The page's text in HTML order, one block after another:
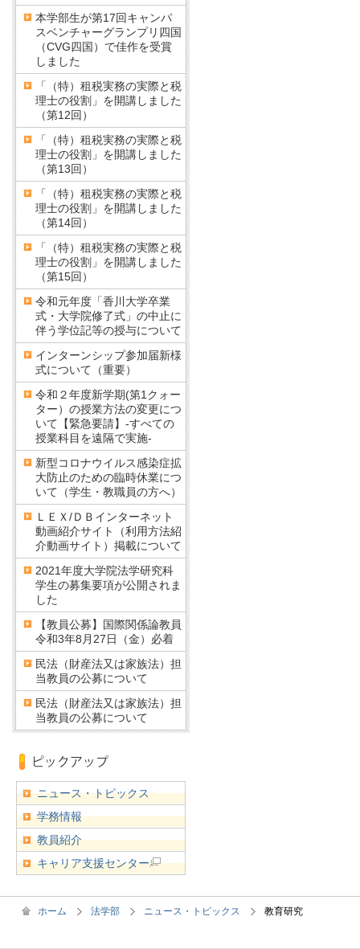
本学部生が第17回キャンパ
スベンチャーグランプリ四国
（CVG四国）で佳作を受賞
しました
「（特）租税実務の実際と税
理士の役割」を開講しました
（第12回）
「（特）租税実務の実際と税
理士の役割」を開講しました
（第13回）
「（特）租税実務の実際と税
理士の役割」を開講しました
（第14回）
「（特）租税実務の実際と税
理士の役割」を開講しました
（第15回）
令和元年度「香川大学卒業
式・大学院修了式」の中止に
伴う学位記等の授与について
インターンシップ参加届新様
式について（重要）
令和２年度新学期(第1クォー
ター）の授業方法の変更につ
いて【緊急要請】-すべての
授業科目を遠隔で実施-
新型コロナウイルス感染症拡
大防止のための臨時休業につ
いて（学生・教職員の方へ）
ＬＥＸ/ＤＢインターネット
動画紹介サイト（利用方法紹
介動画サイト）掲載について
2021年度大学院法学研究科
学生の募集要項が公開されま
した
【教員公募】国際関係論教員
令和3年8月27日（金）必着
民法（財産法又は家族法）担
当教員の公募について
民法（財産法又は家族法）担
当教員の公募について
ニュース・トピックス
学務情報
教員紹介
キャリア支援センター
ホーム 法学部 ニュース・トピックス 教育研究